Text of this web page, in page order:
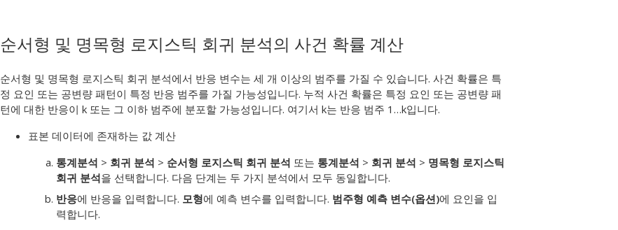
순서형 및 명목형 로지스틱 회귀 분석의 사건 확률 계산
순서형 및 명목형 로지스틱 회귀 분석에서 반응 변수는 세 개 이상의 범주를 가질 수 있습니다. 사건 확률은 특
정 요인 또는 공변량 패턴이 특정 반응 범주를 가질 가능성입니다. 누적 사건 확률은 특정 요인 또는 공변량 패
턴에 대한 반응이 k 또는 그 이하 범주에 분포할 가능성입니다. 여기서 k는 반응 범주 1…k입니다.
표본 데이터에 존재하는 값 계산
통계분석 > 회귀 분석 > 순서형 로지스틱 회귀 분석 또는 통계분석 > 회귀 분석 > 명목형 로지스틱
회귀 분석을 선택합니다. 다음 단계는 두 가지 분석에서 모두 동일합니다.
반응에 반응을 입력합니다. 모형에 예측 변수를 입력합니다. 범주형 예측 변수(옵션)에 요인을 입
력합니다.